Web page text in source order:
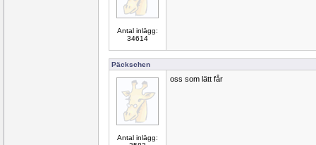
Antal inlägg:
34614
Päckschen
Antal inlägg:
oss som lätt får